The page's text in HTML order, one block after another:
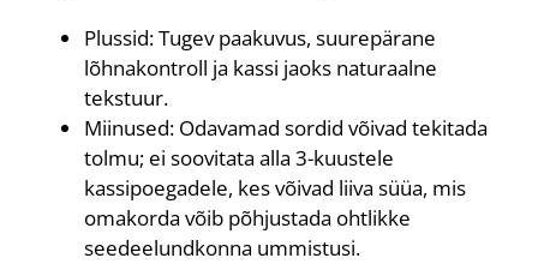
Plussid: Tugev paakuvus, suurepärane
lõhnakontroll ja kassi jaoks naturaalne
tekstuur.
Miinused: Odavamad sordid võivad tekitada
tolmu; ei soovitata alla 3-kuustele
kassipoegadele, kes võivad liiva süüa, mis
omakorda võib põhjustada ohtlikke
seedeelundkonna ummistusi.